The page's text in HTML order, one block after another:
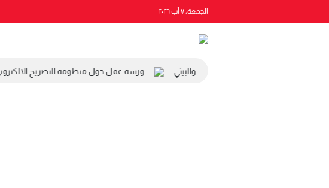
الجمعة، ٧ آب ٢٠٢٦
رئيس المجلس الاقتصادي والاجتماعي والبيئي ورشة عمل حول منظومة التصريح الالكتروني